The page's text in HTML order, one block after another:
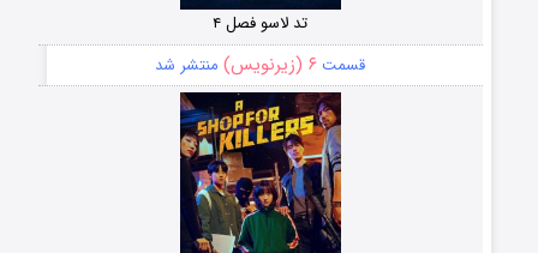
تد لاسو فصل ۴
قسمت ۶ (زیرنویس) منتشر شد